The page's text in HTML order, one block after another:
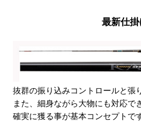
最新仕
抜群の振り込みコントロールと張
また、細身ながら大物にも対応
確実に獲る事が基本コンセプトで